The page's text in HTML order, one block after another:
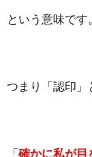
という意味です。
つまり「認印」
「確かに私が目